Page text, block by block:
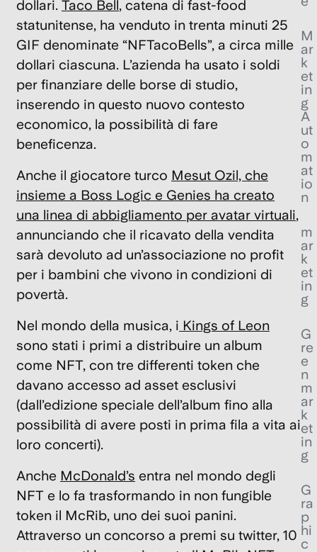
dollari. Taco Bell, catena di fast-food
statunitense, ha venduto in trenta minuti 25
GIF denominate “NFTacoBells”, a circa mille
dollari ciascuna. L’azienda ha usato i soldi
per finanziare delle borse di studio,
inserendo in questo nuovo contesto
economico, la possibilità di fare
beneficenza.
Anche il giocatore turco Mesut Ozil, che
insieme a Boss Logic e Genies ha creato
una linea di abbigliamento per avatar virtuali,
annunciando che il ricavato della vendita
sarà devoluto ad un’associazione no profit
per i bambini che vivono in condizioni di
povertà.
Nel mondo della musica, i Kings of Leon
sono stati i primi a distribuire un album
come NFT, con tre differenti token che
davano accesso ad asset esclusivi
(dall’edizione speciale dell’album fino alla
possibilità di avere posti in prima fila a vita ai
loro concerti).
Anche McDonald’s entra nel mondo degli
NFT e lo fa trasformando in non fungible
token il McRib, uno dei suoi panini.
Attraverso un concorso a premi su twitter, 10
M
ar
k
et
in
g
A
ut
o
m
at
io
n
m
ar
k
et
in
g
G
re
e
n
m
ar
k
et
in
g
G
ra
p
hi
c